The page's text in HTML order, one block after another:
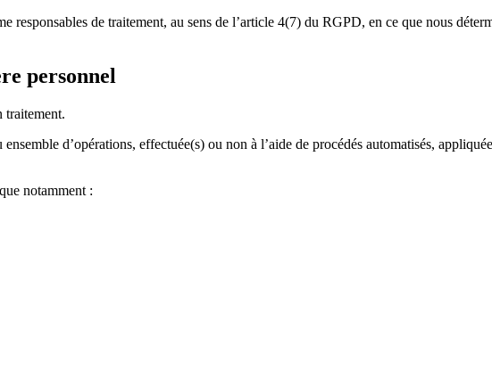
responsables de traitement, au sens de l’article 4(7) du RGPD, en ce que nous
personnel
traitement.
d’opérations, effectuée(s) ou non à l’aide de procédés automatisés,
notamment :